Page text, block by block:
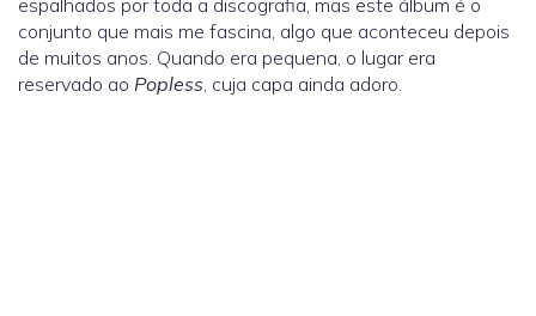
espalhados por toda a discografia, mas este álbum é o
conjunto que mais me fascina, algo que aconteceu depois
de muitos anos. Quando era pequena, o lugar era
reservado ao Popless, cuja capa ainda adoro.